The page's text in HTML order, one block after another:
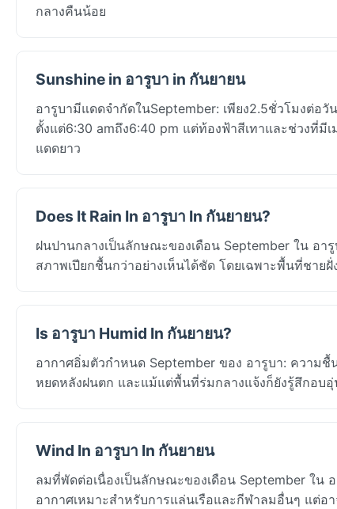
กลางคืนน้อย
Sunshine in อารูบา in กันยายน
อารูบามีแดดจำกัดในSeptember: เพียง2.5ชั่วโมงต่
ตั้งแต่6:30 amถึง6:40 pm แต่ท้องฟ้าสีเทาและช่วงที่มี
แดดยาว
Does It Rain In อารูบา In กันยายน?
ฝนปานกลางเป็นลักษณะของเดือน September ใน อ
สภาพเปียกชื้นกว่าอย่างเห็นได้ชัด โดยเฉพาะพื้นที่ชา
Is อารูบา Humid In กันยายน?
อากาศอิ่มตัวกำหนด September ของ อารูบา: ความชื้
หยดหลังฝนตก และแม้แต่พื้นที่ร่มกลางแจ้งก็ยังรู้สึกอบ
Wind In อารูบา In กันยายน
ลมที่พัดต่อเนื่องเป็นลักษณะของเดือน September ใน
อากาศเหมาะสำหรับการแล่นเรือและกีฬาลมอื่นๆ แต่อ